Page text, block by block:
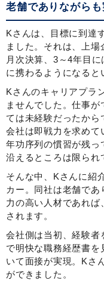
老舗でありながら
Kさんは、目標に到達
ました。それは、上
月次決算、3～4年目
に携わるようになると
Kさんのキャリアプラ
ませんでした。仕事
ては未経験だったから
会社は即戦力を求めて
年功序列の慣習が残っ
沿えるところは限られ
そんな中、Kさんに紹
カー。同社は老舗で
力の高い人材であれ
されます。
会社側は当初、経験者
で明快な職務経歴書
いて面接が実現。Kさ
ができました。